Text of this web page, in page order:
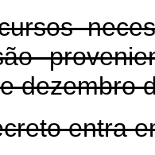
dezembro
entra